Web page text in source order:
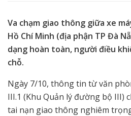
Va chạm giao thông giữa xe
Hồ Chí Minh (địa phận TP Đà
dạng hoàn toàn, người điều
chỗ.
Ngày 7/10, thông tin từ văn
III.1 (Khu Quản lý đường bộ III)
tai nạn giao thông nghiêm